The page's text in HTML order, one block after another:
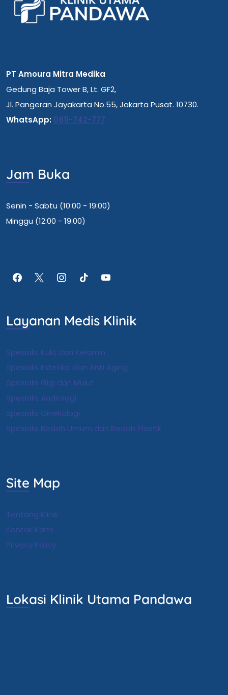
PT Amoura Mitra Medika
Gedung Baja Tower B, Lt. GF2,
Jl. Pangeran Jayakarta No.55, Jakarta Pusat. 10730.
WhatsApp: 0811-742-777
Jam Buka
Senin - Sabtu (10:00 - 19:00)
Minggu (12:00 - 19:00)
Layanan Medis Klinik
Spesialis Kulit dan Kelamin
Spesialis Estetika dan Anti Aging
Spesialis Gigi dan Mulut
Spesialis Andrologi
Spesialis Ginekologi
Spesialis Bedah Umum dan Bedah Plastik
Site Map
Tentang Klinik
Kontak Kami
Privacy Policy
Lokasi Klinik Utama Pandawa